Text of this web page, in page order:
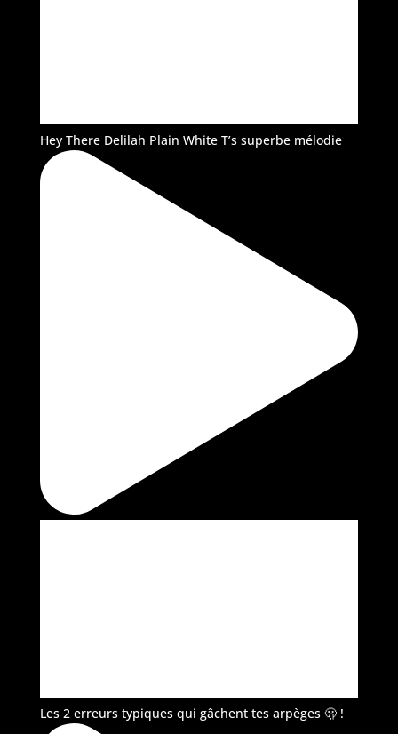
Hey There Delilah Plain White T’s superbe mélodie
Les 2 erreurs typiques qui gâchent tes arpèges 🫢 !